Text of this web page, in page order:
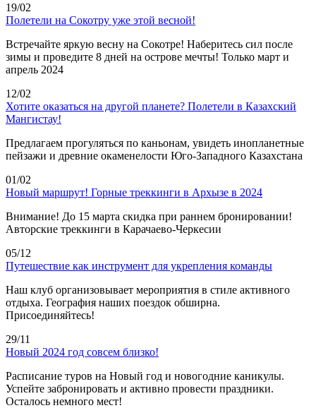
19/02
Полетели на Сокотру уже этой весной!
Встречайте яркую весну на Сокотре! Наберитесь сил после
зимы и проведите 8 дней на острове мечты! Только март и
апрель 2024
12/02
Хотите оказаться на другой планете? Полетели в Казахский
Мангистау!
Предлагаем прогуляться по каньонам, увидеть инопланетные
пейзажи и древние окаменелости Юго-Западного Казахстана
01/02
Новый маршрут! Горные треккинги в Архызе в 2024
Внимание! До 15 марта скидка при раннем бронировании!
Авторские треккинги в Карачаево-Черкесии
05/12
Путешествие как инструмент для укрепления команды
Наш клуб организовывает мероприятия в стиле активного
отдыха. География наших поездок обширна.
Присоединяйтесь!
29/11
Новый 2024 год совсем близко!
Расписание туров на Новый год и новогодние каникулы.
Успейте забронировать и активно провести праздники.
Осталось немного мест!